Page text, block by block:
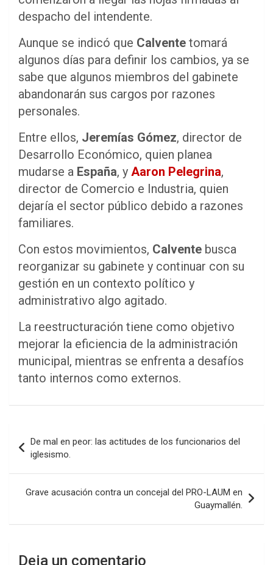
despacho del intendente.
Aunque se indicó que Calvente tomará
algunos días para definir los cambios, ya se
sabe que algunos miembros del gabinete
abandonarán sus cargos por razones
personales.
Entre ellos, Jeremías Gómez, director de
Desarrollo Económico, quien planea
mudarse a España, y Aaron Pelegrina,
director de Comercio e Industria, quien
dejaría el sector público debido a razones
familiares.
Con estos movimientos, Calvente busca
reorganizar su gabinete y continuar con su
gestión en un contexto político y
administrativo algo agitado.
La reestructuración tiene como objetivo
mejorar la eficiencia de la administración
municipal, mientras se enfrenta a desafíos
tanto internos como externos.
de
entradas
De mal en peor: las actitudes de los funcionarios del
iglesismo.
Grave acusación contra un concejal del PRO-LAUM en
Guaymallén.
Deja un comentario